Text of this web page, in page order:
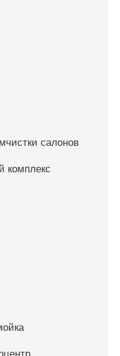
салонов
комплекс